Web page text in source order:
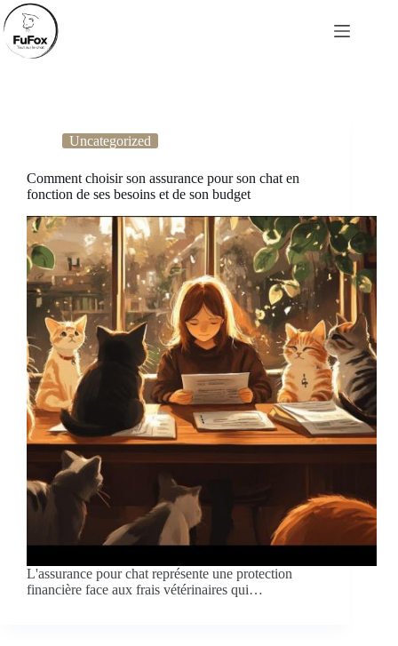
Passer
au
contenu
Uncategorized
Comment choisir son assurance pour son chat en
fonction de ses besoins et de son budget
L'assurance pour chat représente une protection
financière face aux frais vétérinaires qui…